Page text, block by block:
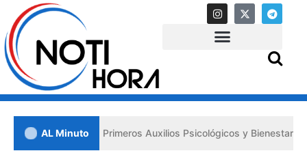
AL Minuto
Lara impulsa los «Primeros Auxilios Psicológicos y Bienestar